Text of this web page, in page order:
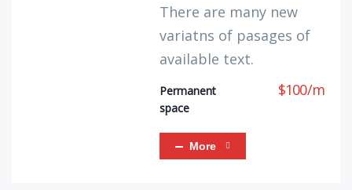
There are many new
variatns of pasages of
available text.
Permanent
space
$100/m
More